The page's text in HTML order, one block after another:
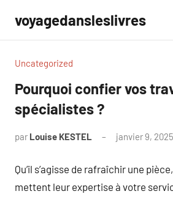
contenu
voyagedansleslivres
Uncategorized
Pourquoi confier vos
spécialistes ?
par Louise KESTEL janvier 9, 2025
Qu’il s’agisse de rafraîchir une
mettent leur expertise à votre